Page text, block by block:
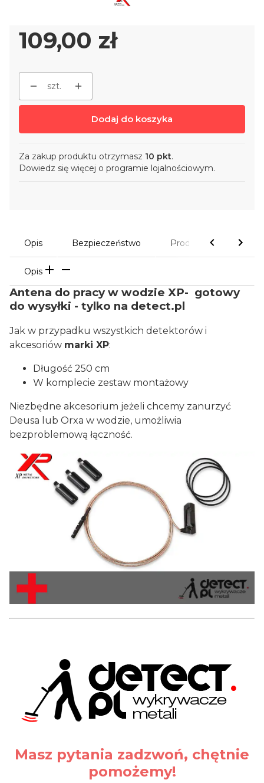
Cena
109,00 zł
szt.
Dodaj do koszyka
Za zakup produktu otrzymasz 10 pkt.
Dowiedz się więcej o programie lojalnościowym.
Opis Bezpieczeństwo Produkty powiązane
Opis
Antena do pracy w wodzie XP- gotowy
do wysyłki - tylko na detect.pl
Jak w przypadku wszystkich detektorów i
akcesoriów marki XP:
Długość 250 cm
W komplecie zestaw montażowy
Niezbędne akcesorium jeżeli chcemy zanurzyć
Deusa lub Orxa w wodzie, umożliwia
bezproblemową łączność.
Masz pytania zadzwoń, chętnie
pomożemy!